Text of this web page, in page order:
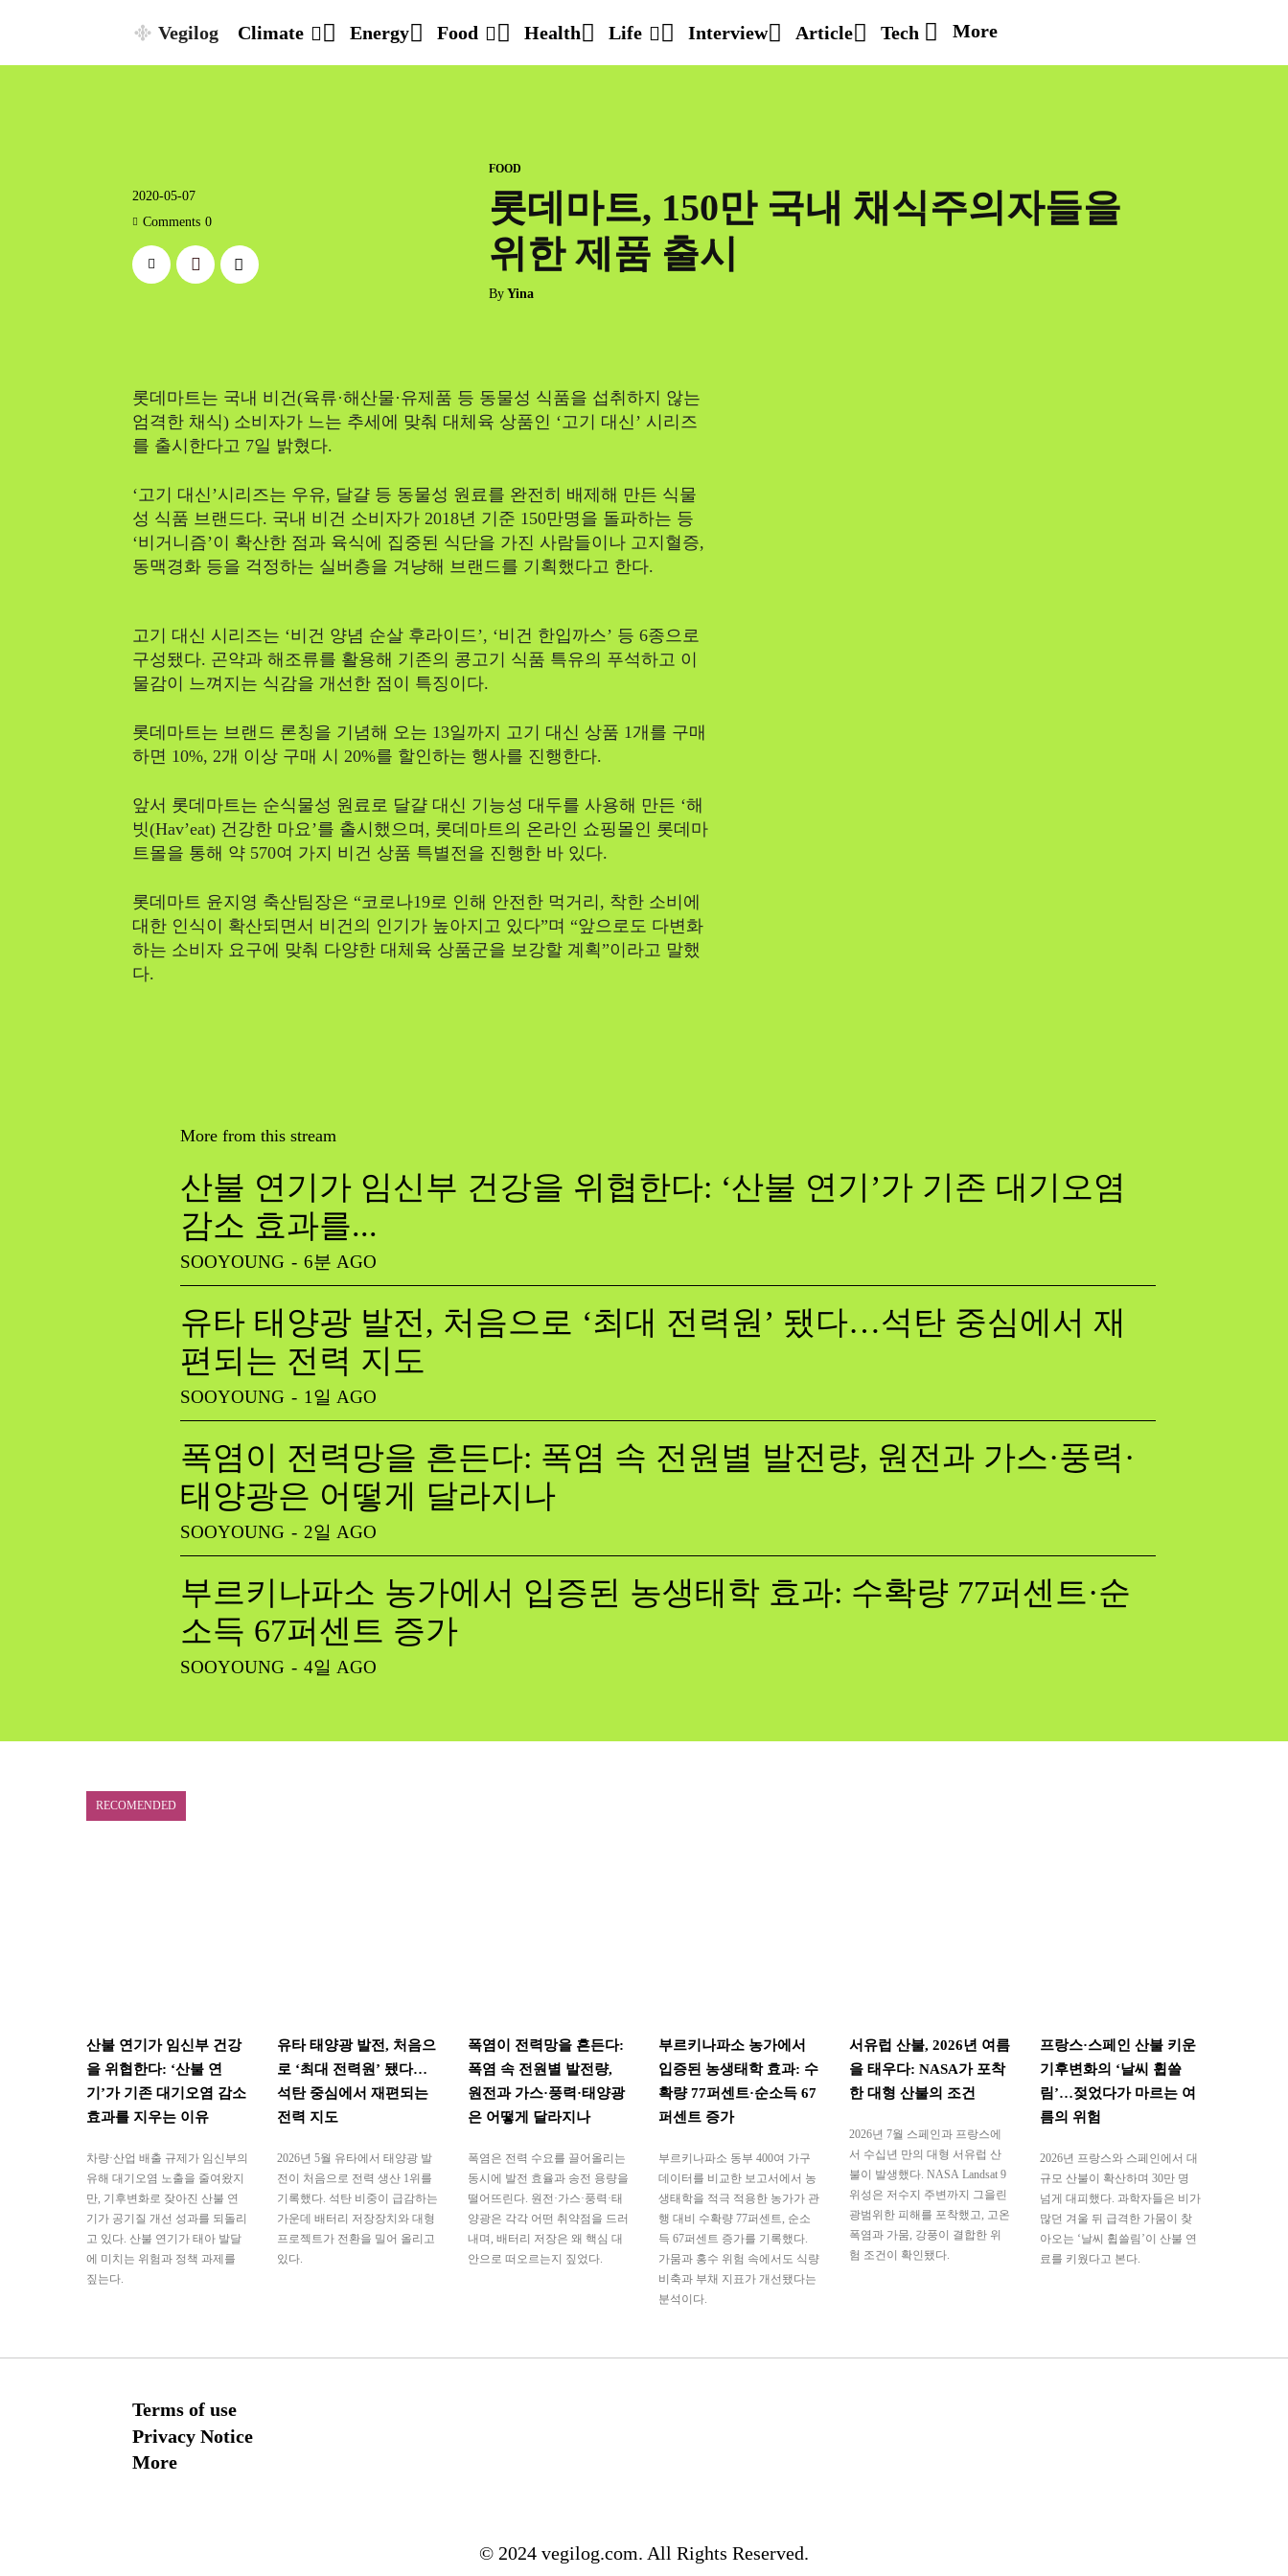
Vegilog Climate Energy Food Health Life Interview Article Tech More
2020-05-07
Comments 0
FOOD
롯데마트, 150만 국내 채식주의자들을
위한 제품 출시
By Yina
롯데마트는 국내 비건(육류·해산물·유제품 등 동물성 식품을 섭취하지 않는
엄격한 채식) 소비자가 느는 추세에 맞춰 대체육 상품인 ‘고기 대신’ 시리즈
를 출시한다고 7일 밝혔다.
‘고기 대신’시리즈는 우유, 달걀 등 동물성 원료를 완전히 배제해 만든 식물
성 식품 브랜드다. 국내 비건 소비자가 2018년 기준 150만명을 돌파하는 등
‘비거니즘’이 확산한 점과 육식에 집중된 식단을 가진 사람들이나 고지혈증,
동맥경화 등을 걱정하는 실버층을 겨냥해 브랜드를 기획했다고 한다.
고기 대신 시리즈는 ‘비건 양념 순살 후라이드’, ‘비건 한입까스’ 등 6종으로
구성됐다. 곤약과 해조류를 활용해 기존의 콩고기 식품 특유의 푸석하고 이
물감이 느껴지는 식감을 개선한 점이 특징이다.
롯데마트는 브랜드 론칭을 기념해 오는 13일까지 고기 대신 상품 1개를 구매
하면 10%, 2개 이상 구매 시 20%를 할인하는 행사를 진행한다.
앞서 롯데마트는 순식물성 원료로 달걀 대신 기능성 대두를 사용해 만든 ‘해
빗(Hav’eat) 건강한 마요’를 출시했으며, 롯데마트의 온라인 쇼핑몰인 롯데마
트몰을 통해 약 570여 가지 비건 상품 특별전을 진행한 바 있다.
롯데마트 윤지영 축산팀장은 “코로나19로 인해 안전한 먹거리, 착한 소비에
대한 인식이 확산되면서 비건의 인기가 높아지고 있다”며 “앞으로도 다변화
하는 소비자 요구에 맞춰 다양한 대체육 상품군을 보강할 계획”이라고 말했
다.
More from this stream
산불 연기가 임신부 건강을 위협한다: ‘산불 연기’가 기존 대기오염
감소 효과를...
SOOYOUNG - 6분 AGO
유타 태양광 발전, 처음으로 ‘최대 전력원’ 됐다…석탄 중심에서 재
편되는 전력 지도
SOOYOUNG - 1일 AGO
폭염이 전력망을 흔든다: 폭염 속 전원별 발전량, 원전과 가스·풍력·
태양광은 어떻게 달라지나
SOOYOUNG - 2일 AGO
부르키나파소 농가에서 입증된 농생태학 효과: 수확량 77퍼센트·순
소득 67퍼센트 증가
SOOYOUNG - 4일 AGO
RECOMENDED
산불 연기가 임신부 건강
을 위협한다: ‘산불 연
기’가 기존 대기오염 감소
효과를 지우는 이유
차량·산업 배출 규제가 임신부의
유해 대기오염 노출을 줄여왔지
만, 기후변화로 잦아진 산불 연
기가 공기질 개선 성과를 되돌리
고 있다. 산불 연기가 태아 발달
에 미치는 위험과 정책 과제를
짚는다.
유타 태양광 발전, 처음으
로 ‘최대 전력원’ 됐다…
석탄 중심에서 재편되는
전력 지도
2026년 5월 유타에서 태양광 발
전이 처음으로 전력 생산 1위를
기록했다. 석탄 비중이 급감하는
가운데 배터리 저장장치와 대형
프로젝트가 전환을 밀어 올리고
있다.
폭염이 전력망을 흔든다:
폭염 속 전원별 발전량,
원전과 가스·풍력·태양광
은 어떻게 달라지나
폭염은 전력 수요를 끌어올리는
동시에 발전 효율과 송전 용량을
떨어뜨린다. 원전·가스·풍력·태
양광은 각각 어떤 취약점을 드러
내며, 배터리 저장은 왜 핵심 대
안으로 떠오르는지 짚었다.
부르키나파소 농가에서
입증된 농생태학 효과: 수
확량 77퍼센트·순소득 67
퍼센트 증가
부르키나파소 동부 400여 가구
데이터를 비교한 보고서에서 농
생태학을 적극 적용한 농가가 관
행 대비 수확량 77퍼센트, 순소
득 67퍼센트 증가를 기록했다.
가뭄과 홍수 위험 속에서도 식량
비축과 부채 지표가 개선됐다는
분석이다.
서유럽 산불, 2026년 여름
을 태우다: NASA가 포착
한 대형 산불의 조건
2026년 7월 스페인과 프랑스에
서 수십년 만의 대형 서유럽 산
불이 발생했다. NASA Landsat 9
위성은 저수지 주변까지 그을린
광범위한 피해를 포착했고, 고온
폭염과 가뭄, 강풍이 결합한 위
험 조건이 확인됐다.
프랑스·스페인 산불 키운
기후변화의 ‘날씨 휩쓸
림’…젖었다가 마르는 여
름의 위험
2026년 프랑스와 스페인에서 대
규모 산불이 확산하며 30만 명
넘게 대피했다. 과학자들은 비가
많던 겨울 뒤 급격한 가뭄이 찾
아오는 ‘날씨 휩쓸림’이 산불 연
료를 키웠다고 본다.
Terms of use
Privacy Notice
More
© 2024 vegilog.com. All Rights Reserved.